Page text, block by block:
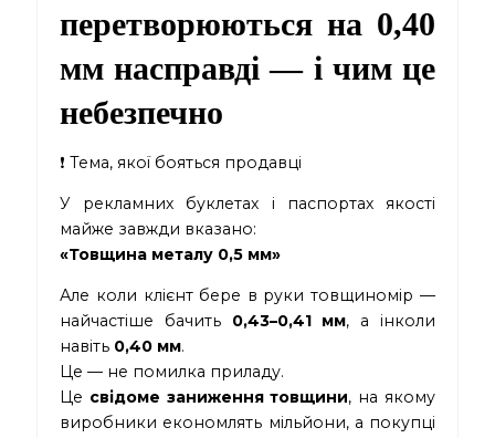
перетворюються на 0,40
мм насправді — і чим це
небезпечно
❗ Тема, якої бояться продавці
У рекламних буклетах і паспортах якості
майже завжди вказано:
«Товщина металу 0,5 мм»
Але коли клієнт бере в руки товщиномір —
найчастіше бачить 0,43–0,41 мм, а інколи
навіть 0,40 мм.
Це — не помилка приладу.
Це свідоме заниження товщини, на якому
виробники економлять мільйони, а покупці